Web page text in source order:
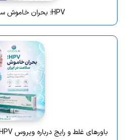
HPV؛ بحران خاموش سلامت در ایران